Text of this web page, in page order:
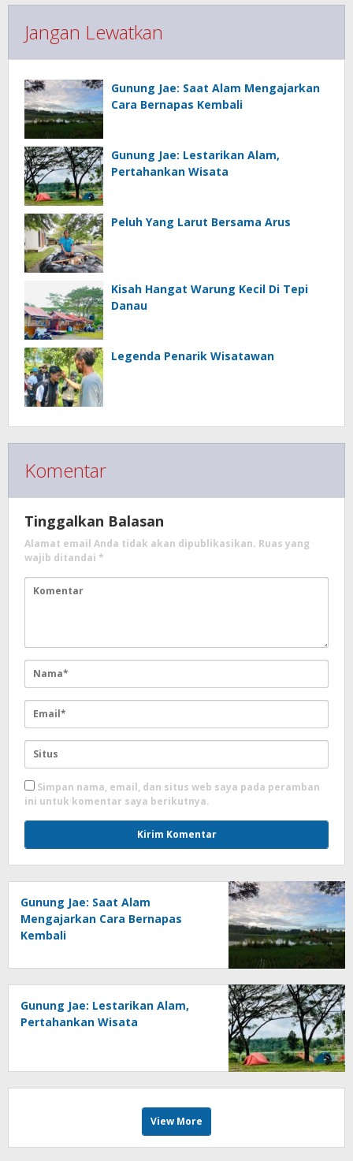
Jangan Lewatkan
Gunung Jae: Saat Alam Mengajarkan
Cara Bernapas Kembali
Gunung Jae: Lestarikan Alam,
Pertahankan Wisata
Peluh Yang Larut Bersama Arus
Kisah Hangat Warung Kecil Di Tepi
Danau
Legenda Penarik Wisatawan
Komentar
Tinggalkan Balasan
Alamat email Anda tidak akan dipublikasikan. Ruas yang
wajib ditandai *
Simpan nama, email, dan situs web saya pada peramban
ini untuk komentar saya berikutnya.
Gunung Jae: Saat Alam
Mengajarkan Cara Bernapas
Kembali
Gunung Jae: Lestarikan Alam,
Pertahankan Wisata
View More